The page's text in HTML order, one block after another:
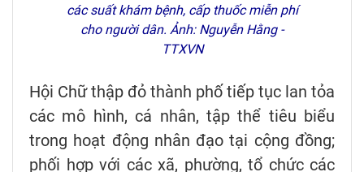
các suất khám bệnh, cấp thuốc miễn phí
cho người dân. Ảnh: Nguyễn Hằng -
TTXVN
Hội Chữ thập đỏ thành phố tiếp tục lan tỏa
các mô hình, cá nhân, tập thể tiêu biểu
trong hoạt động nhân đạo tại cộng đồng;
phối hợp với các xã, phường, tổ chức các